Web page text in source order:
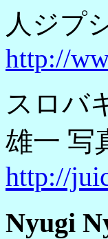
人ジプ
http://
スロバ
雄一 写
http://
Nyugi